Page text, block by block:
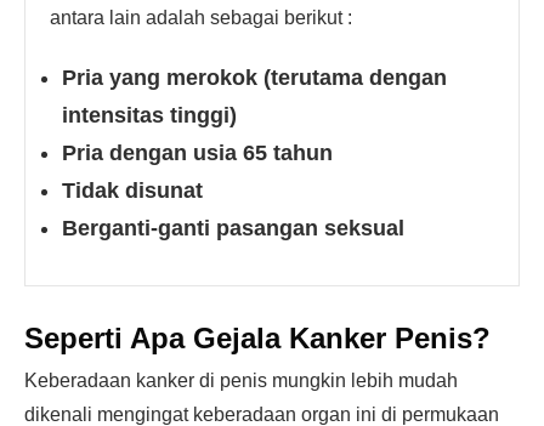
antara lain adalah sebagai berikut :
Pria yang merokok (terutama dengan
intensitas tinggi)
Pria dengan usia 65 tahun
Tidak disunat
Berganti-ganti pasangan seksual
Seperti Apa Gejala Kanker Penis?
Keberadaan kanker di penis mungkin lebih mudah
dikenali mengingat keberadaan organ ini di permukaan